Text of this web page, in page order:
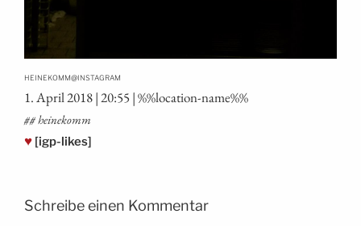
HEINEKOMM@INSTAGRAM
1. April 2018 | 20:55 | %%loca­ti­on-name%%
## hei­ne­komm
♥ [igp-likes]
Schreibe einen Kommentar